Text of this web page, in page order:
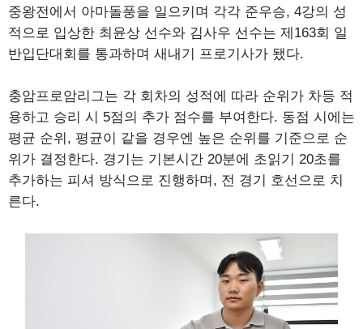
중왕전에서 아마돌풍을 일으키며 각각 준우승, 4강의 성
적으로 입상한 최윤상 선수와 김사우 선수는 제163회 일
반입단대회를 통과하며 새내기 프로기사가 됐다.
충암프로암리그는 각 회차의 성적에 따라 순위가 차등 적
용하고 승리 시 5점의 추가 점수를 부여한다. 동점 시에는
평균 순위, 평균이 같을 경우엔 높은 순위를 기준으로 순
위가 결정한다. 경기는 기본시간 20분에 초읽기 20초를
추가하는 피셔 방식으로 진행하며, 전 경기 호선으로 치
른다.